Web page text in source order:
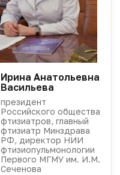
Ирина Анатольевна
Васильева
президент
Российского общества
фтизиатров, главный
фтизиатр Минздрава
РФ, директор НИИ
фтизиопульмонологии
Первого МГМУ им. И.М.
Сеченова